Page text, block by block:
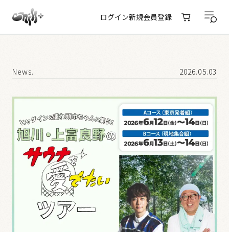
ログイン新規会員登録
News. 2026.05.03